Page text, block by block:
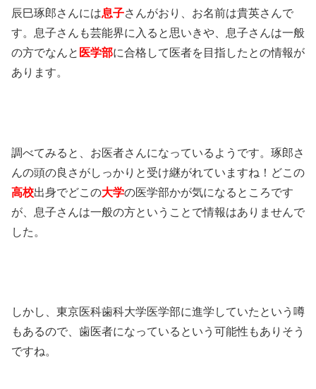
辰巳琢郎さんには息子さんがおり、お名前は貴英さんで
す。息子さんも芸能界に入ると思いきや、息子さんは一般
の方でなんと 医学部に合格して医者を目指したとの情報が
あります。
調べてみると、お医者さんになっているようです。琢郎さ
んの頭の良さがしっかりと受け継がれていますね！どこの
高校出身でどこの大学の医学部かが気になるところです
が、息子さんは一般の方ということで情報はありませんで
した。
しかし、東京医科歯科大学医学部に進学していたという噂
もあるので、歯医者になっているという可能性もありそう
ですね。